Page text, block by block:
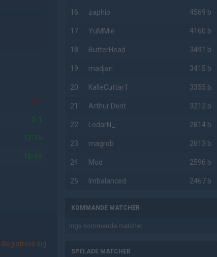
0-2
2-1
12-16
16-14
Registrera dig
16 zaphio 4569 b
17 YuMMie 4160 b
18 ButterHead 3491 b
19 madjan 3415 b
20 KalleCuttar1 3355 b
21 Arthur Dent 3212 b
22 LodarN_ 2814 b
23 magrob 2613 b
24 Mod 2596 b
25 Imbalanced 2467 b
KOMMANDE MATCHER
Inga kommande matcher.
SPELADE MATCHER